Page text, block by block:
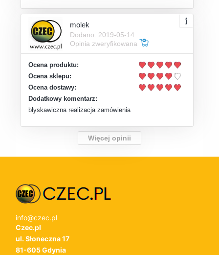
molek
Dodano: 2019-05-14
Opinia zweryfikowana
Ocena produktu:
Ocena sklepu:
Ocena dostawy:
Dodatkowy komentarz:
błyskawiczna realizacja zamówienia
Więcej opinii
info@czec.pl
Czec.pl
ul. Słoneczna 17
81-605 Gdynia